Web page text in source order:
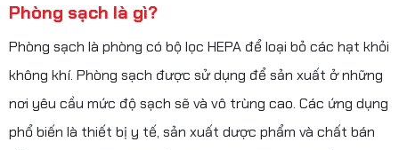
Phòng sạch là gì?
Phòng sạch là phòng có bộ lọc HEPA để loại bỏ các hạt khỏi
không khí. Phòng sạch được sử dụng để sản xuất ở những
nơi yêu cầu mức độ sạch sẽ và vô trùng cao. Các ứng dụng
phổ biến là thiết bị y tế, sản xuất dược phẩm và chất bán